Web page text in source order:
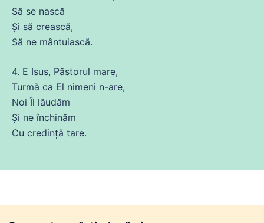
Să se nască
Şi să crească,
Să ne mântuiască.
4. E Isus, Păstorul mare,
Turmă ca El nimeni n-are,
Noi Îl lăudăm
Şi ne închinăm
Cu credinţă tare.